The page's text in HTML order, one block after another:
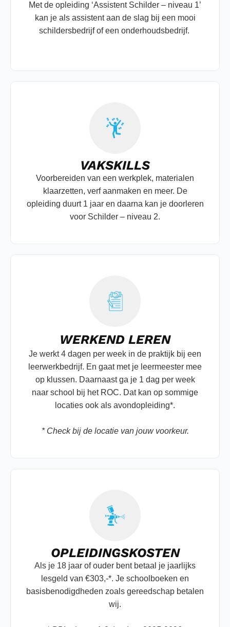
Met de opleiding ‘Assistent Schilder – niveau 1’
kan je als assistent aan de slag bij een mooi
schildersbedrijf of een onderhoudsbedrijf.
VAKSKILLS
Voorbereiden van een werkplek, materialen
klaarzetten, verf aanmaken en meer. De
opleiding duurt 1 jaar en daarna kan je doorleren
voor Schilder – niveau 2.
WERKEND LEREN
Je werkt 4 dagen per week in de praktijk bij een
leerwerkbedrijf. En gaat met je leermeester mee
op klussen. Daarnaast ga je 1 dag per week
naar school bij het ROC. Dat kan op sommige
locaties ook als avondopleiding*.
* Check bij de locatie van jouw voorkeur.
OPLEIDINGSKOSTEN
Als je 18 jaar of ouder bent betaal je jaarlijks
lesgeld van €303,-*. Je schoolboeken en
basisbenodigdheden zoals gereedschap betalen
wij.